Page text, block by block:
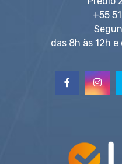
+55
das 8h às 12h e